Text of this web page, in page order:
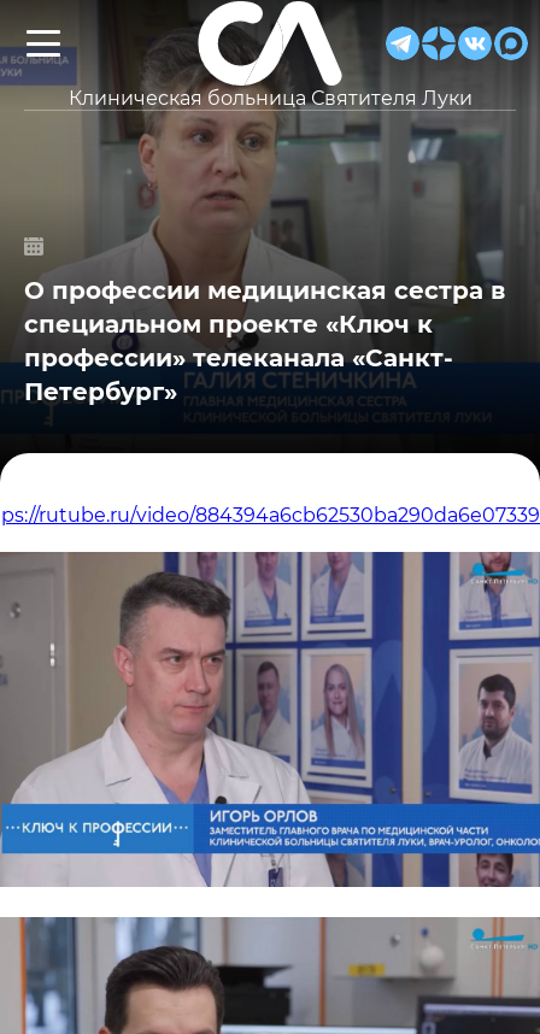
Клиническая больница Святителя Луки
О профессии медицинская сестра в
специальном проекте «Ключ к
профессии» телеканала «Санкт-
Петербург»
rutube.ru/video/